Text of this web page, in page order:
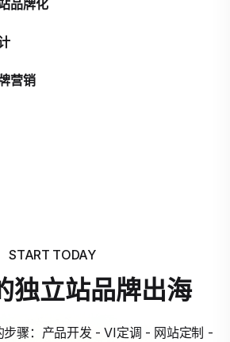
营销
START TODAY
独立站品牌出海
步骤：产品开发 - VI定调 - 网站定制 -